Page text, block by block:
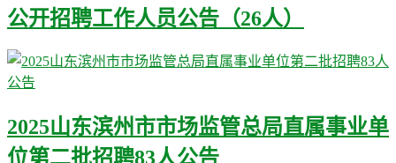
公开招聘工作人员公告（26人）
2025山东滨州市市场监管总局直属事业单
位第二批招聘83人公告